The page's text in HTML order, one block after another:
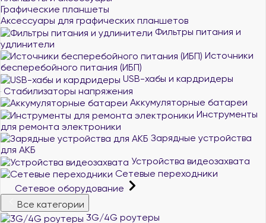
Графические планшеты
Аксессуары для графических планшетов
Фильтры питания и
удлинители
Источники
бесперебойного питания (ИБП)
USB-хабы и кардридеры
Стабилизаторы напряжения
Аккумуляторные батареи
Инструменты
для ремонта электроники
Зарядные устройства
для АКБ
Устройства видеозахвата
Сетевые переходники
Сетевое оборудование
Все категории
3G/4G роутеры